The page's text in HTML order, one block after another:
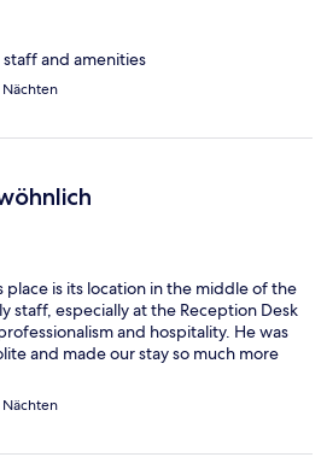
and amenities
is its location in the middle of the
staff, especially at the Reception Desk
and hospitality. He was
and made our stay so much more